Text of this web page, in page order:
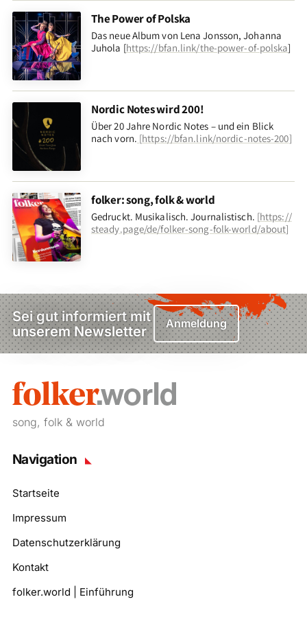
The Power of Polska
Das neue Album von Lena Jonsson, Johanna
Juhola [https://bfan.link/the-power-of-polska]
Nordic Notes wird 200!
Über 20 Jahre Nordic Notes – und ein Blick
nach vorn. [https://bfan.link/nordic-notes-200]
folker: song, folk & world
Gedruckt. Musikalisch. Journalistisch. [https://
steady.page/de/folker-song-folk-world/about]
Sei gut informiert mit
unserem Newsletter
Anmeldung
song, folk & world
Navigation
Startseite
Impressum
Datenschutzerklärung
Kontakt
folker.world | Einführung